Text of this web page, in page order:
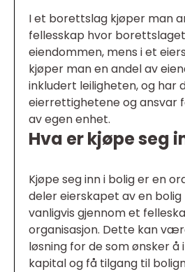
I et borettslag kjøper man
fellesskap hvor
eiendommen, mens i et
kjøper man en andel av
inkludert leiligheten, og har
eierrettighetene og ansvar
av egen enhet.
Hva er kjøpe seg
Kjøpe seg inn i bolig er en
deler eierskapet av en bolig
vanligvis gjennom et
organisasjon. Dette kan
løsning for de som ønsker
kapital og få tilgang til